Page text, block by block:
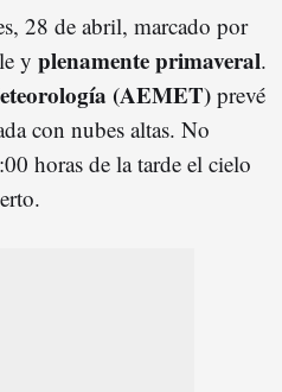
28 de abril, marcado por
y plenamente primaveral.
(AEMET) prevé
con nubes altas. No
horas de la tarde el cielo